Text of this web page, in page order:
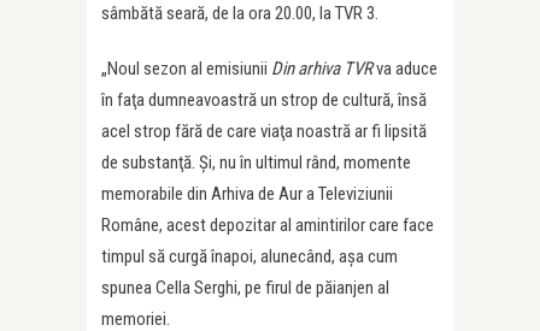
sâmbătă seară, de la ora 20.00, la TVR 3.
„Noul sezon al emisiunii Din arhiva TVRva aduce
în faţa dumneavoastră un strop de cultură, însă
acel strop fără de care viaţa noastră ar fi lipsită
de substanţă. Şi, nu în ultimul rând, momente
memorabile din Arhiva de Aur a Televiziunii
Române, acest depozitar al amintirilor care face
timpul să curgă înapoi, alunecând, aşa cum
spunea Cella Serghi, pe firul de păianjen al
memoriei.